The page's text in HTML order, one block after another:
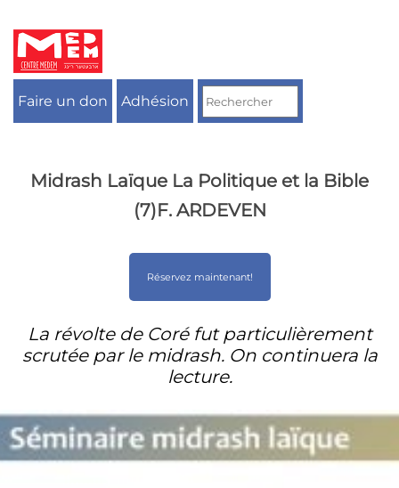
contenu
Faire un don Adhésion
Midrash Laïque La Politique et la Bible
(7)F. ARDEVEN
Réservez maintenant!
La révolte de Coré fut particulièrement
scrutée par le midrash. On continuera la
lecture.